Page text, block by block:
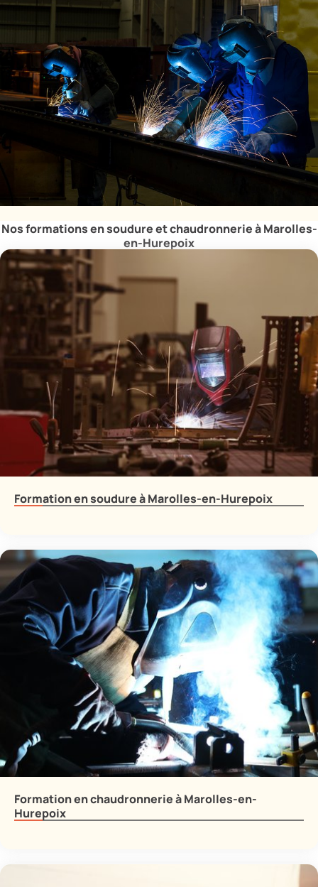
Nos formations en soudure et chaudronnerie à Marolles-
en-Hurepoix
Formation en soudure à Marolles-en-Hurepoix
Formation en chaudronnerie à Marolles-en-
Hurepoix